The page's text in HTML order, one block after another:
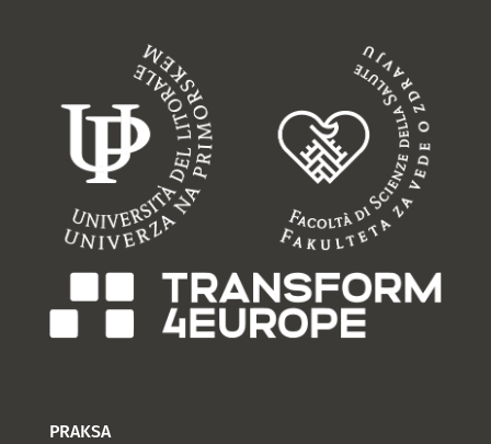
PRAKSA